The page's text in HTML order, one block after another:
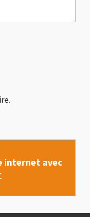
internet avec